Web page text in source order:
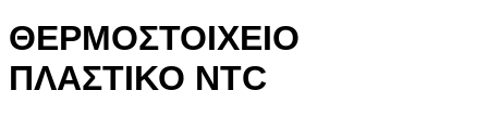
ΘΕΡΜΟΣΤΟΙΧΕΙΟ
ΠΛΑΣΤΙΚΟ NTC